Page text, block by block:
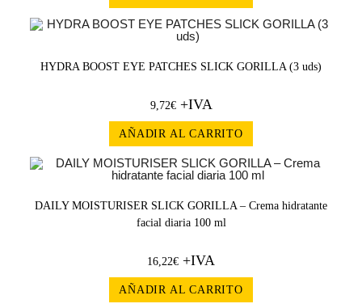
HYDRA BOOST EYE PATCHES SLICK GORILLA (3 uds)
9,72€+IVA
AÑADIR AL CARRITO
DAILY MOISTURISER SLICK GORILLA – Crema hidratante
facial diaria 100 ml
16,22€ +IVA
AÑADIR AL CARRITO